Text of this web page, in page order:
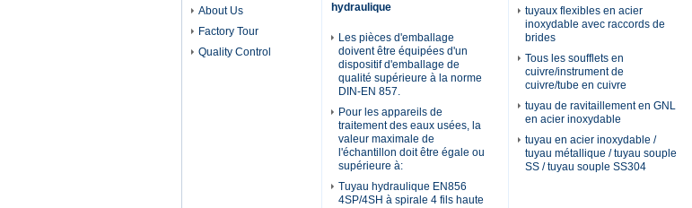
About Us
Factory Tour
Quality Control
hydraulique
Les pièces d'emballage
doivent être équipées d'un
dispositif d'emballage de
qualité supérieure à la norme
DIN-EN 857.
Pour les appareils de
traitement des eaux usées, la
valeur maximale de
l'échantillon doit être égale ou
supérieure à:
Tuyau hydraulique EN856
4SP/4SH à spirale 4 fils haute
tuyaux flexibles en acier
inoxydable avec raccords de
brides
Tous les soufflets en
cuivre/instrument de
cuivre/tube en cuivre
tuyau de ravitaillement en GNL
en acier inoxydable
tuyau en acier inoxydable /
tuyau métallique / tuyau souple
SS / tuyau souple SS304